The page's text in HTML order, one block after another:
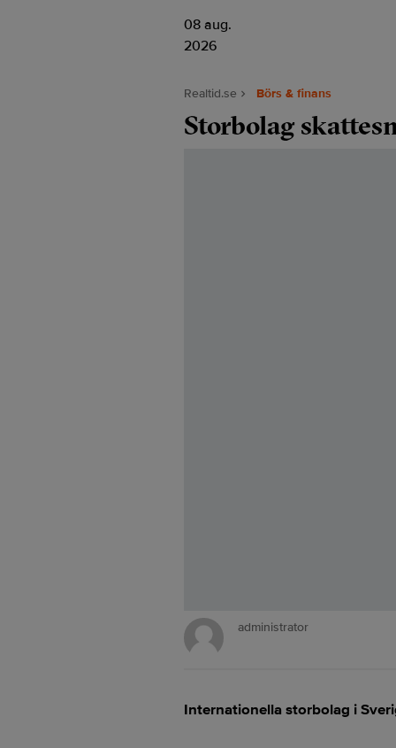
08 aug.
2026
Realtid.se Börs & finans
Storbolag
administrator
Internationella storbolag i